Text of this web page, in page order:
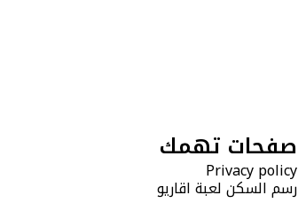
صفحات تهمك
Privacy policy
رسم السكن لعبة اقاريو